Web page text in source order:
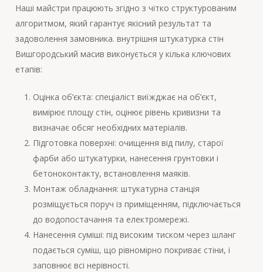
Наші майстри працюють згідно з чітко структурованим
алгоритмом, який гарантує якісний результат та
задоволення замовника. внутрішня штукатурка стін
Вишгородський масив виконується у кілька ключових
етапів:
Оцінка об’єкта: спеціаліст виїжджає на об’єкт,
вимірює площу стін, оцінює рівень кривизни та
визначає обсяг необхідних матеріалів.
Підготовка поверхні: очищення від пилу, старої
фарби або штукатурки, нанесення грунтовки і
бетоноконтакту, встановлення маяків.
Монтаж обладнання: штукатурна станція
розміщується поруч із приміщенням, підключається
до водопостачання та електромережі.
Нанесення суміші: під високим тиском через шланг
подається суміш, що рівномірно покриває стіни, і
заповнює всі нерівності.